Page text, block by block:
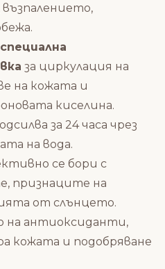
възпалението,
за циркулация на
на кожата и
киселина.
за 24 часа чрез
на вода.
се бори с
признаците на
от слънцето.
на антиоксиданти,
кожата и подобряване